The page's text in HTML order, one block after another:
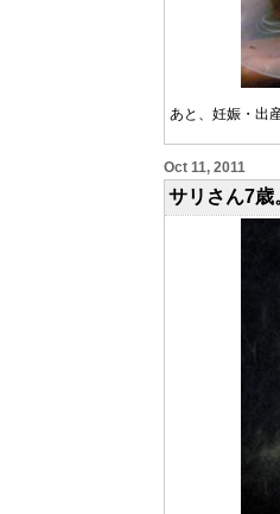
あと、妊娠・出
Oct 11, 2011
サリさん7歳